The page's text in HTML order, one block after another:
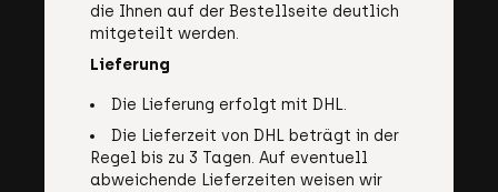
die Ihnen auf der Bestellseite deutlich
mitgeteilt werden.
Lieferung
Die Lieferung erfolgt mit DHL.
Die Lieferzeit von DHL beträgt in der
Regel bis zu 3 Tagen. Auf eventuell
abweichende Lieferzeiten weisen wir